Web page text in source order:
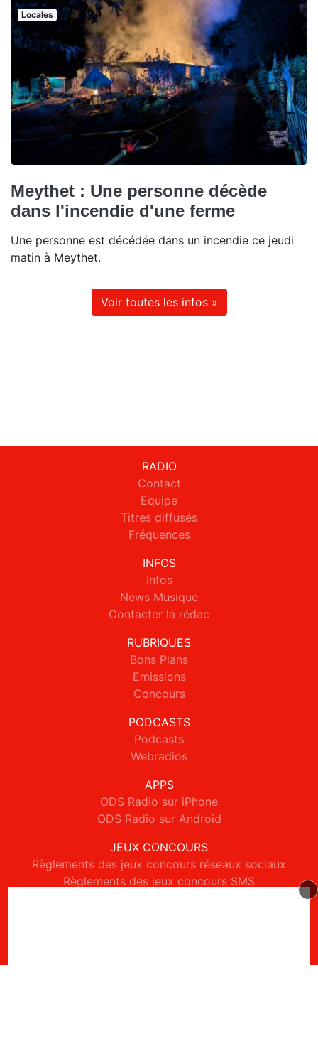
Locales
Meythet : Une personne décède
dans l'incendie d'une ferme
Une personne est décédée dans un incendie ce jeudi
matin à Meythet.
Voir toutes les infos »
RADIO
Contact
Equipe
Titres diffusés
Fréquences
INFOS
Infos
News Musique
Contacter la rédac
RUBRIQUES
Bons Plans
Emissions
Concours
PODCASTS
Podcasts
Webradios
APPS
ODS Radio sur iPhone
ODS Radio sur Android
JEUX CONCOURS
Règlements des jeux concours réseaux sociaux
Règlements des jeux concours SMS